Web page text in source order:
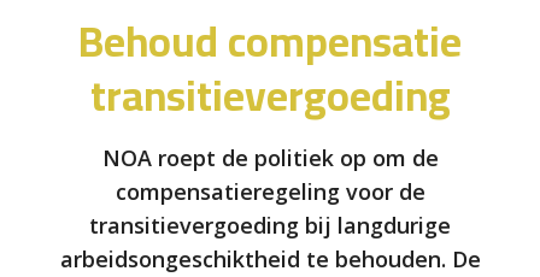
Behoud compensatie
transitievergoeding
NOA roept de politiek op om de
compensatieregeling voor de
transitievergoeding bij langdurige
arbeidsongeschiktheid te behouden. De